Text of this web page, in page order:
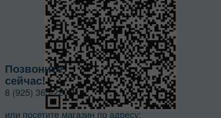
Позвоните
сейчас!
8 (925) 365-22-11
или посетите магазин по адресу: